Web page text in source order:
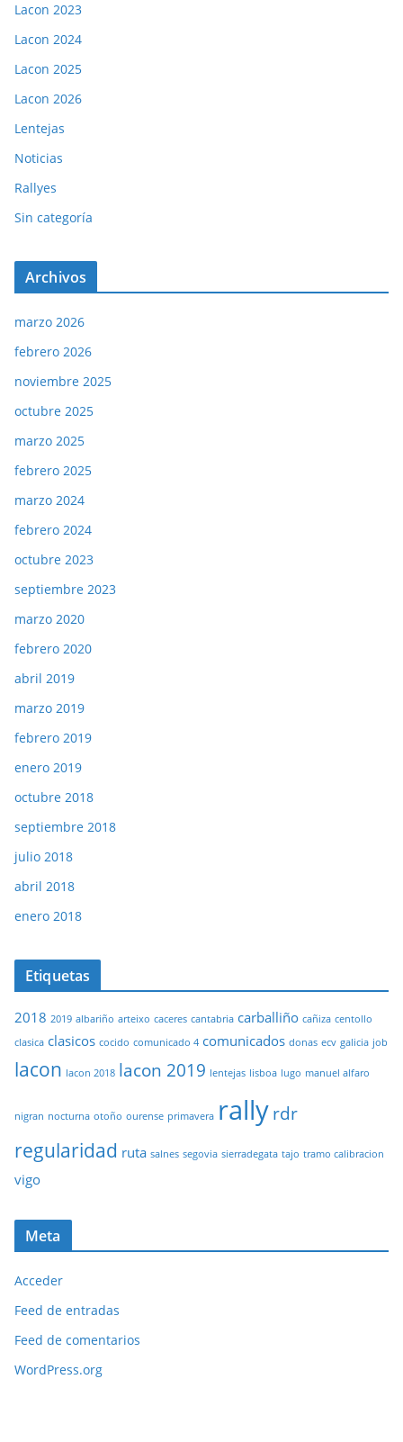
Lacon 2023
Lacon 2024
Lacon 2025
Lacon 2026
Lentejas
Noticias
Rallyes
Sin categoría
Archivos
marzo 2026
febrero 2026
noviembre 2025
octubre 2025
marzo 2025
febrero 2025
marzo 2024
febrero 2024
octubre 2023
septiembre 2023
marzo 2020
febrero 2020
abril 2019
marzo 2019
febrero 2019
enero 2019
octubre 2018
septiembre 2018
julio 2018
abril 2018
enero 2018
Etiquetas
2018 2019 albariño arteixo caceres cantabria carballiño cañiza centollo
clasica clasicos cocido comunicado 4 comunicados donas ecv galicia job
lacon lacon 2018 lacon 2019 lentejas lisboa lugo manuel alfaro
nigran nocturna otoño ourense primavera rallyrdr
regularidad ruta salnes segovia sierradegata tajo tramo calibracion
vigo
Meta
Acceder
Feed de entradas
Feed de comentarios
WordPress.org